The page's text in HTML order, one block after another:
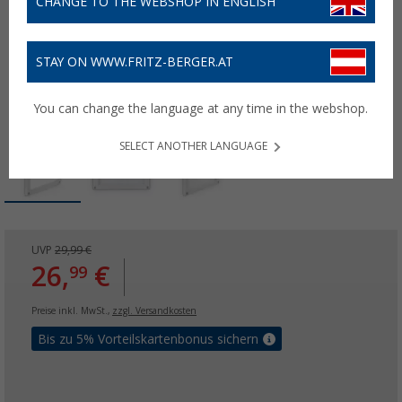
UVP 29,99 €
26,99 €
Preise inkl. MwSt., zzgl. Versandkosten
Bis zu 5% Vorteilskartenbonus sichern
STAY ON WWW.FRITZ-BERGER.AT
You can change the language at any time in the webshop.
SELECT ANOTHER LANGUAGE